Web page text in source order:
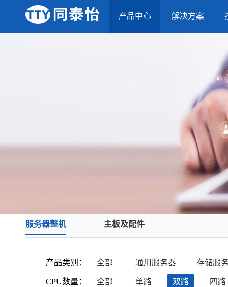
产品中心 解决方案
服务器整机 主板及配件
产品类别：
CPU数量：
全部 通用服务器 存储服
全部 单路 双路 四路